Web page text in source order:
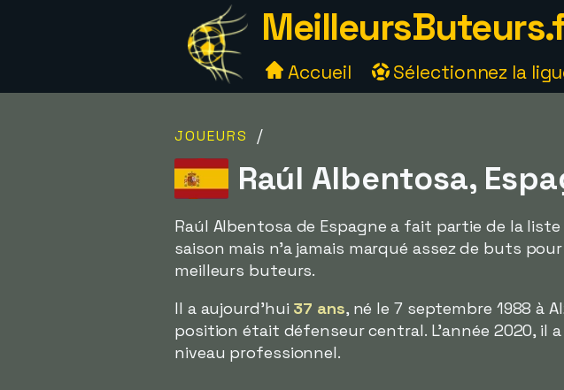
Accueil Sélectionnez la
JOUEURS /
Raúl Albentosa,
Raúl Albentosa de Espagne a fait partie de la
saison mais n'a jamais marqué assez de buts
meilleurs buteurs.
Il a aujourd'hui 37 ans, né le 7 septembre 1988 à
position était défenseur central. L'année 2020, il
niveau professionnel.